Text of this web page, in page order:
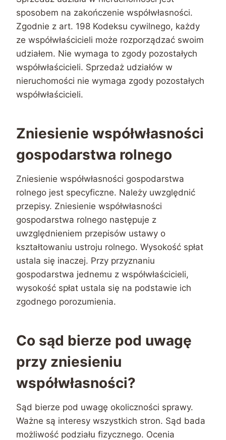
sposobem na zakończenie współwłasności.
Zgodnie z art. 198 Kodeksu cywilnego, każdy
ze współwłaścicieli może rozporządzać swoim
udziałem. Nie wymaga to zgody pozostałych
współwłaścicieli. Sprzedaż udziałów w
nieruchomości nie wymaga zgody pozostałych
współwłaścicieli.
Zniesienie współwłasności
gospodarstwa rolnego
Zniesienie współwłasności gospodarstwa
rolnego jest specyficzne. Należy uwzględnić
przepisy. Zniesienie współwłasności
gospodarstwa rolnego następuje z
uwzględnieniem przepisów ustawy o
kształtowaniu ustroju rolnego. Wysokość spłat
ustala się inaczej. Przy przyznaniu
gospodarstwa jednemu z współwłaścicieli,
wysokość spłat ustala się na podstawie ich
zgodnego porozumienia.
Co sąd bierze pod uwagę
przy zniesieniu
współwłasności?
Sąd bierze pod uwagę okoliczności sprawy.
Ważne są interesy wszystkich stron. Sąd bada
możliwość podziału fizycznego. Ocenia